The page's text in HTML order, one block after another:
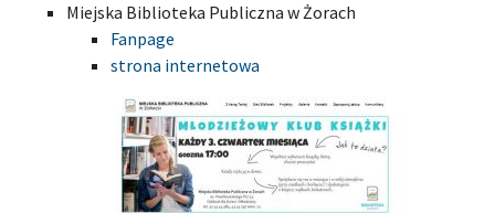
Miejska Biblioteka Publiczna w Żorach
Fanpage
strona internetowa